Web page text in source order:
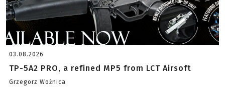
03.08.2026
TP-5A2 PRO, a refined MP5 from LCT Airsoft
Grzegorz Woźnica